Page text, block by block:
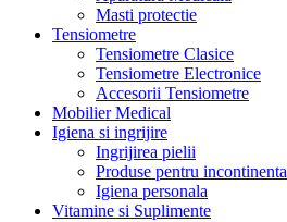
Masti protectie
Tensiometre
Tensiometre Clasice
Tensiometre Electronice
Accesorii Tensiometre
Mobilier Medical
Igiena si ingrijire
Ingrijirea pielii
Produse pentru incontinenta
Igiena personala
Vitamine si Suplimente